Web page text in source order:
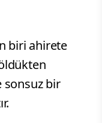
biri ahirete
sonsuz bir